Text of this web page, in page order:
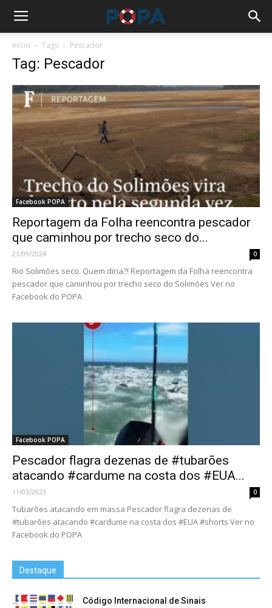
Início Tags Pescador
Tag: Pescador
Facebook POPA
Reportagem da Folha reencontra pescador
que caminhou por trecho seco do...
21/09/2024 0
Rio Solimões seco. Quem diria?! Reportagem da Folha reencontra
pescador que caminhou por trecho seco do Solimões Ver no
Facebook do POPA
Facebook POPA
Pescador flagra dezenas de #tubarões
atacando #cardume na costa dos #EUA...
11/03/2023 0
Tubarões atacando em massa Pescador flagra dezenas de
#tubarões atacando #cardume na costa dos #EUA #shorts Ver no
Facebook do POPA
Destaque
Código Internacional de Sinais